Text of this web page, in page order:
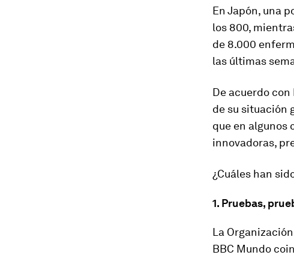
En Japón, una
los 800,
de 8.000
las últimas
De acuerdo
de su situación
que en algunos
innovadoras,
¿Cuáles han
1. Pruebas,
La
BBC Mundo